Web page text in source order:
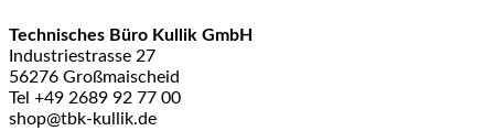
Technisches Büro Kullik GmbH
Industriestrasse 27
56276 Großmaischeid
Tel +49 2689 92 77 00
shop@tbk-kullik.de